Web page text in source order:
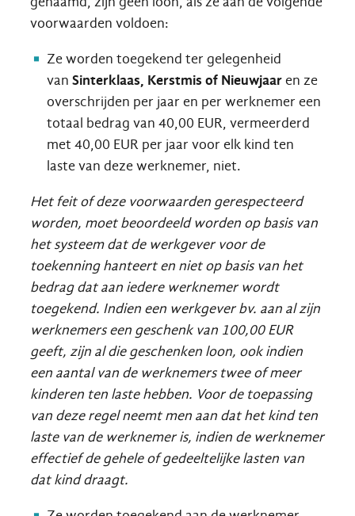
voorwaarden voldoen:
Ze worden toegekend ter gelegenheid
van Sinterklaas, Kerstmis of Nieuwjaaren ze
overschrijden per jaar en per werknemer een
totaal bedrag van 40,00 EUR, vermeerderd
met 40,00 EUR per jaar voor elk kind ten
laste van deze werknemer, niet.
Het feit of deze voorwaarden gerespecteerd
worden, moet beoordeeld worden op basis van
het systeem dat de werkgever voor de
toekenning hanteert en niet op basis van het
bedrag dat aan iedere werknemer wordt
toegekend. Indien een werkgever bv. aan al zijn
werknemers een geschenk van 100,00 EUR
geeft, zijn al die geschenken loon, ook indien
een aantal van de werknemers twee of meer
kinderen ten laste hebben. Voor de toepassing
van deze regel neemt men aan dat het kind ten
laste van de werknemer is, indien de werknemer
effectief de gehele of gedeeltelijke lasten van
dat kind draagt.